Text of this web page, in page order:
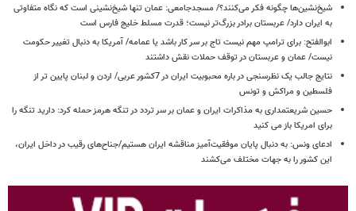
شیخ‌نشین‌ها چگونه فکر می‌کنند؟/ مسجدجامعی: عمان تنها شیخ‌نشینی است که نگاه متفاوتی
به ایران دارد/ عربستان برادر بزرگ‌تر نیست؛ قدرت مسلط خلیج فارس است
ابوالفتح: برای ترامپ مهم نیست تاج بر سر کار باشد یا عمامه/ آمریکا به دنبال تغییر حکومت
نیست/ عمان و عربستان در توقف حملات نقش داشتند
نتایج جالب یک نظرسنجی در باره محبوبیت ایران در 7کشور عربی/ اردن و لبنان پایین تر از
فلسطین و مراکش و تونس
حسین شریعتمداری به مذاکرات ایران و عمان بر سر تردد در تنگه هرمز حمله کرد: دارید تنگه را
برای امریکا باز می کنید
ادعای ونس: به دنبال پایان موفقیت‌آمیز مناقشه ایران هستیم/جناح‌های رقیب در داخل ایران،
این کشور را به جهات مختلف می‌کشند